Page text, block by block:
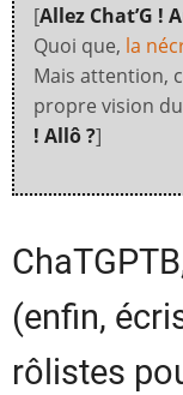
[Allez Chat’G !
Quoi que, la
Mais attention,
propre vision du
! Allô ?]
(enfin,
rôlistes